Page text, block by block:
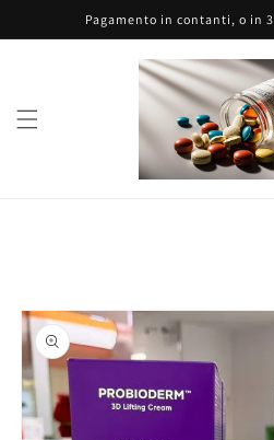
direttamente
ai contenuti
Pagamento in contanti, o in
Passa alle
informazioni
sul prodotto